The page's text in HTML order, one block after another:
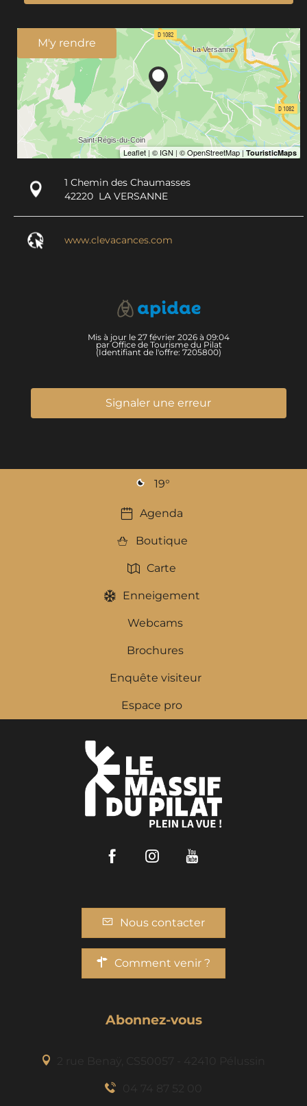
M'y rendre
1 Chemin des Chaumasses
42220 LA VERSANNE
www.clevacances.com
Mis à jour le 27 février 2026 à 09:04
par Office de Tourisme du Pilat
(Identifiant de l'offre: 7205800)
Signaler une erreur
19°
Agenda
Boutique
Carte
Enneigement
Webcams
Brochures
Enquête visiteur
Espace pro
FacebookInstagram
Nous contacter
Comment venir ?
Abonnez-vous